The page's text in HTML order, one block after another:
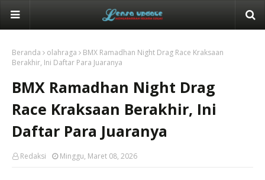
Beranda olahraga
BMX Ramadhan Night Drag Race Kraksaan
Berakhir, Ini Daftar Para Juaranya
BMX Ramadhan Night Drag
Race Kraksaan Berakhir, Ini
Daftar Para Juaranya
Redaksi Minggu, Maret 08, 2026